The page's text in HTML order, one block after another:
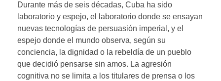
Durante más de seis décadas, Cuba ha sido
laboratorio y espejo, el laboratorio donde se ensayan
nuevas tecnologías de persuasión imperial, y el
espejo donde el mundo observa, según su
conciencia, la dignidad o la rebeldía de un pueblo
que decidió pensarse sin amos. La agresión
cognitiva no se limita a los titulares de prensa o los